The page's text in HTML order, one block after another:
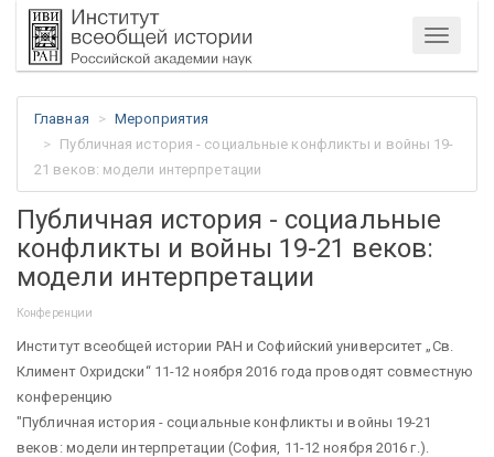
Меню
Главная
Мероприятия
Публичная история - социальные конфликты и войны 19-
21 веков: модели интерпретации
Публичная история - социальные
конфликты и войны 19-21 веков:
модели интерпретации
Конференции
Институт всеобщей истории РАН и Софийский университет „Св.
Климент Охридски“ 11-12 ноября 2016 года проводят совместную
конференцию
"Публичная история - социальные конфликты и войны 19-21
веков: модели интерпретации (София, 11-12 ноября 2016 г.).